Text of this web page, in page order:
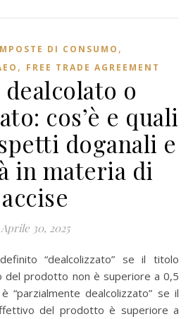
DI CONSUMO ,
, FREE TRADE AGREEMENT
o
cos’è e quali
doganali e
in materia di
accise
Aprile 30, 2025
del prodotto non è superiore a 0,5
“parzialmente dealcolizzato” se il
del prodotto è superiore a